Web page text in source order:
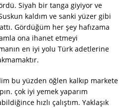
Siyah bir tanga giyiyor ve
kaldım ve sanki yüzer gibi
Gördüğüm her şey hafızama
ona ihanet etmeyi
en iyi yolu Türk adetlerine
bu yüzden öğlen kalkıp markete
çok iyi yemek yaparım
hızlı çalıştım. Yaklaşık